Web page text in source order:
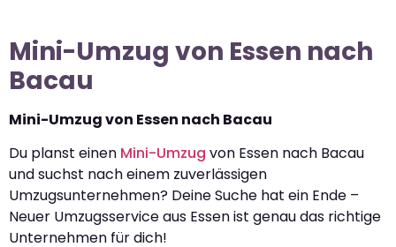
Mini-Umzug von Essen nach
Bacau
Mini-Umzug von Essen nach Bacau
Du planst einen Mini-Umzug von Essen nach Bacau
und suchst nach einem zuverlässigen
Umzugsunternehmen? Deine Suche hat ein Ende –
Neuer Umzugsservice aus Essen ist genau das richtige
Unternehmen für dich!